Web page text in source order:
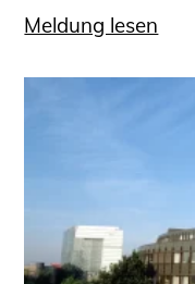
Meldung lesen